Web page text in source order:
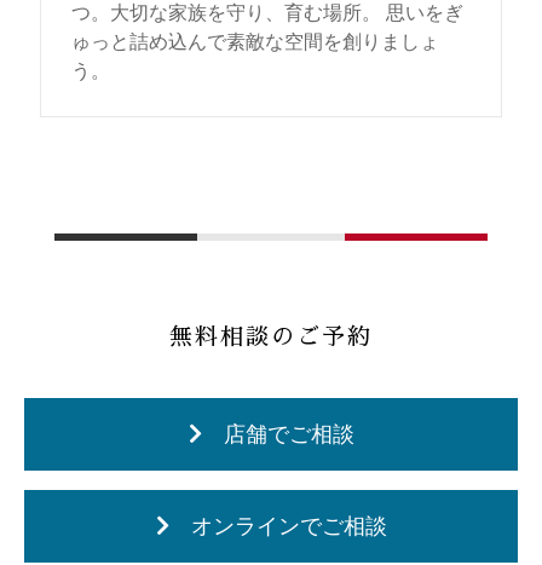
つ。大切な家族を守り、育む場所。 思いをぎ
ゅっと詰め込んで素敵な空間を創りましょ
う。
無料相談のご予約
店舗でご相談
オンラインでご相談